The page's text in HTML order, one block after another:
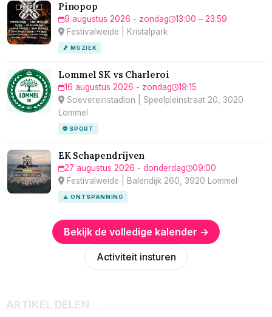
Pinopop
9 augustus 2026 - zondag
13:00 – 23:59
Festivalweide | Kristalpark
🎵 MUZIEK
Lommel SK vs Charleroi
16 augustus 2026 - zondag
19:15
Soevereinstadion | Speelpleinstraat 20, 3020
Lommel
⚽ SPORT
EK Schapendrijven
27 augustus 2026 - donderdag
09:00
Festivalweide | Balendijk 260, 3920 Lommel
🧘 ONTSPANNING
Bekijk de volledige kalender →
Activiteit insturen
ARTIKEL DELEN